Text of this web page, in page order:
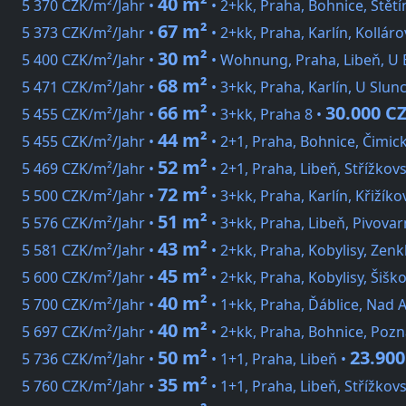
5 370 CZK/m²/Jahr •
• 2+kk, Praha, Bohnice,
5 373 CZK/m²/Jahr • 67 m² • 2+kk, Praha, Karlín,
5 400 CZK/m²/Jahr • 30 m² • Wohnung, Praha, Libeň, U
5 471 CZK/m²/Jahr • 68 m² • 3+kk, Praha, Karlín, U
5 455 CZK/m²/Jahr • 66 m² • 3+kk, Praha 8 • 30.000
5 455 CZK/m²/Jahr • 44 m² • 2+1, Praha, Bohnice,
5 469 CZK/m²/Jahr • 52 m² • 2+1, Praha, Libeň,
5 500 CZK/m²/Jahr • 72 m² • 3+kk, Praha, Karlín,
5 576 CZK/m²/Jahr • 51 m² • 3+kk, Praha, Libeň,
5 581 CZK/m²/Jahr • 43 m² • 2+kk, Praha, Kobylisy,
5 600 CZK/m²/Jahr • 45 m² • 2+kk, Praha, Kobylisy,
5 700 CZK/m²/Jahr • 40 m² • 1+kk, Praha, Ďáblice, Nad
5 697 CZK/m²/Jahr • 40 m² • 2+kk, Praha, Bohnice,
5 736 CZK/m²/Jahr • 50 m² • 1+1, Praha, Libeň •
5 760 CZK/m²/Jahr • 35 m² • 1+1, Praha, Libeň,